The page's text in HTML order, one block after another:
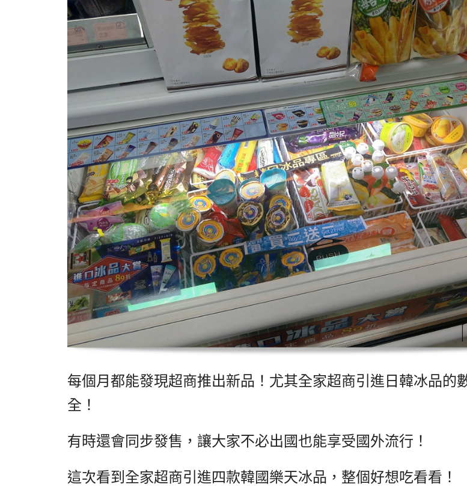
每個月都能發現超商推出新品！尤其全家超商引進日韓冰品的
全！
有時還會同步發售，讓大家不必出國也能享受國外流行！
這次看到全家超商引進四款韓國樂天冰品，整個好想吃看看！